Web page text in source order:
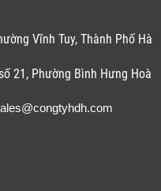
Vĩnh Tuy, Thành Phố Hà
21, Phường Bình Hưng Hoà